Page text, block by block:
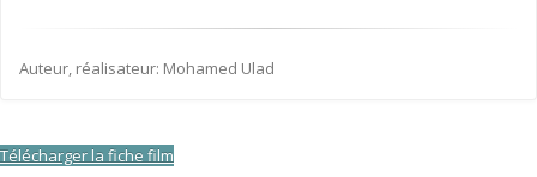
Auteur, réalisateur: Mohamed Ulad
Télécharger la fiche film